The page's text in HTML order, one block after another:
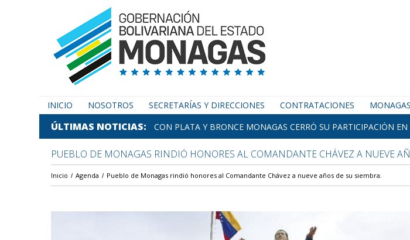
INICIO NOSOTROS SECRETARÍAS Y DIRECCIONES CONTRATACIONES
ÚLTIMAS NOTICIAS CON PLATA Y BRONCE MONAGAS CERRÓ SU PARTICIPACIÓN
PUEBLO DE MONAGAS RINDIÓ HONORES AL COMANDANTE CHÁVEZ A NUEVE
Inicio Agenda Pueblo de Monagas rindió honores al Comandante Chávez a nueve años de su siembra.